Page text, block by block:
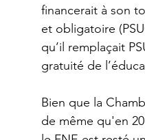
financerait à son
et obligatoire
qu’il remplaçait
gratuité de
Bien que la
de même qu'en